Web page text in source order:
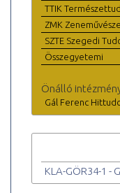
TTIK
ZMK
SZTE Szegedi
Összegyetemi
Önálló
Gál Ferenc
KLA-GÖR34-1 -